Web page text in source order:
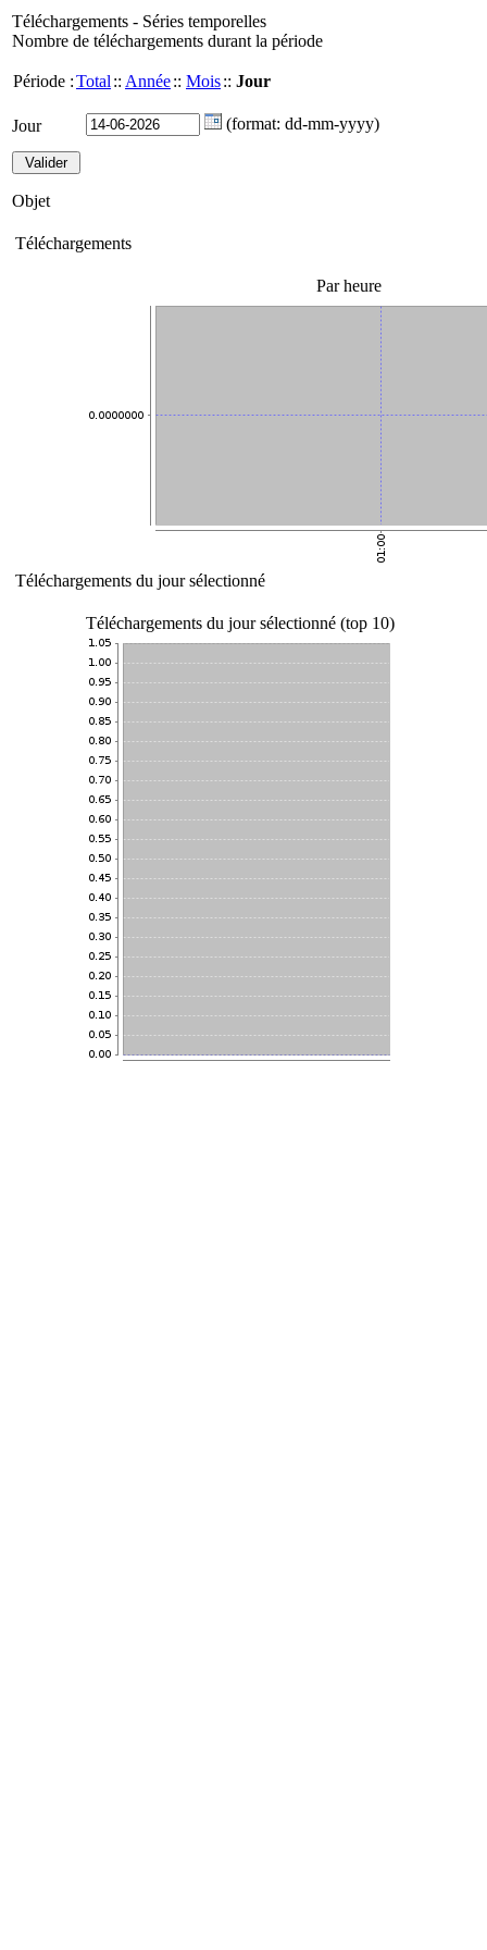
Téléchargements - Séries temporelles
Nombre de téléchargements durant la période
Période :Total :: Année:: Mois:: Jour
Jour (format: dd-mm-yyyy)
Objet
Téléchargements
Par heure
Téléchargements du jour sélectionné
Téléchargements du jour sélectionné (top 10)